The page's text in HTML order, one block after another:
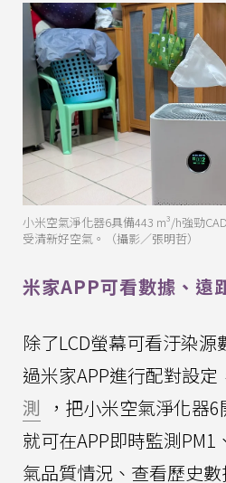
小米空氣淨化器6具備443 m³/h強勁
受清新好空氣。（攝影／張明哲）
米家APP可看數據、遠
除了LCD螢幕可看汙染
過米家APP進行配對設定
測 ，把小米空氣淨化器6
就可在APP即時監測PM1
氣品質情況、查看歷史